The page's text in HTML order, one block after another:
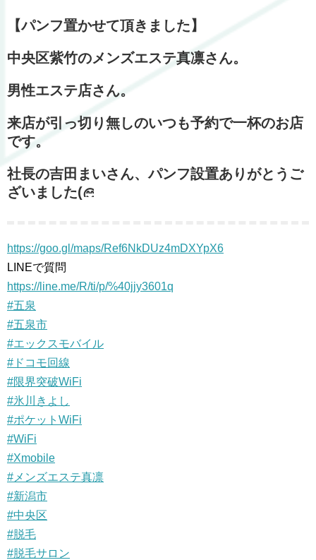
【パンフ置かせて頂きました】
中央区紫竹のメンズエステ真凛さん。
男性エステ店さん。
来店が引っ切り無しのいつも予約で一杯のお店
です。
社長の吉田まいさん、パンフ設置ありがとうご
ざいました(
https://goo.gl/maps/Ref6NkDUz4mDXYpX6
LINEで質問
https://line.me/R/ti/p/%40jjy3601q
#五泉
#五泉市
#エックスモバイル
#ドコモ回線
#限界突破WiFi
#氷川きよし
#ポケットWiFi
#WiFi
#Xmobile
#メンズエステ真凛
#新潟市
#中央区
#脱毛
#脱毛サロン